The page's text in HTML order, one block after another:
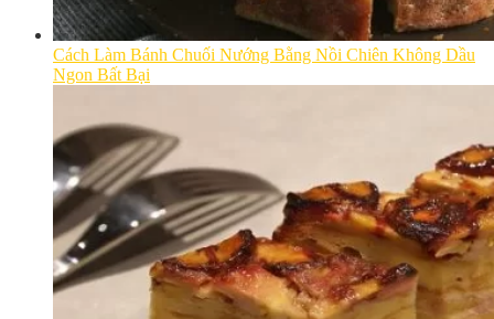
Cách Làm Bánh Chuối Nướng Bằng Nồi Chiên Không Dầu
Ngon Bất Bại